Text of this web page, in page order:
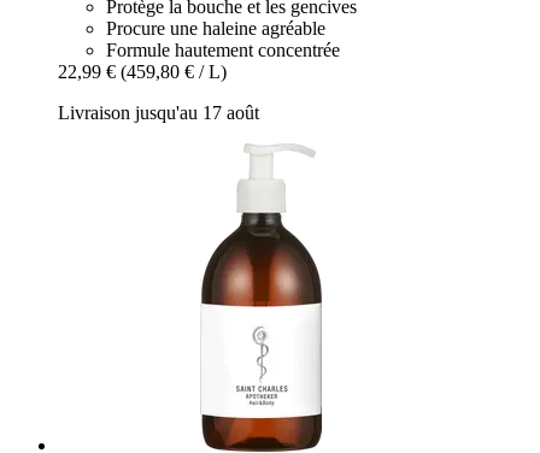
Protège la bouche et les gencives
Procure une haleine agréable
Formule hautement concentrée
22,99 € (459,80 € / L)
Livraison jusqu'au 17 août